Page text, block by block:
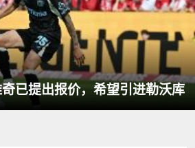
已提出报价，希望引进勒沃库